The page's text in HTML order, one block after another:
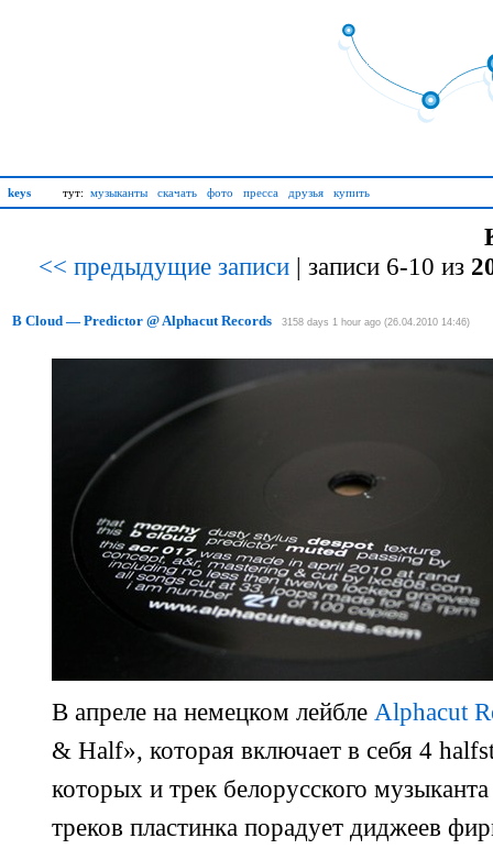
keys тут: музыканты скачать фото пресса друзья купить
<< предыдущие записи | записи 6-10 из
B Cloud — Predictor @ Alphacut Records 3158 days 1 hour ago (26.04.2010 14:46)
В апреле на немецком лейбле Alphacut
& Half», которая включает в себя 4
которых и трек белорусского
треков пластинка порадует диджеев